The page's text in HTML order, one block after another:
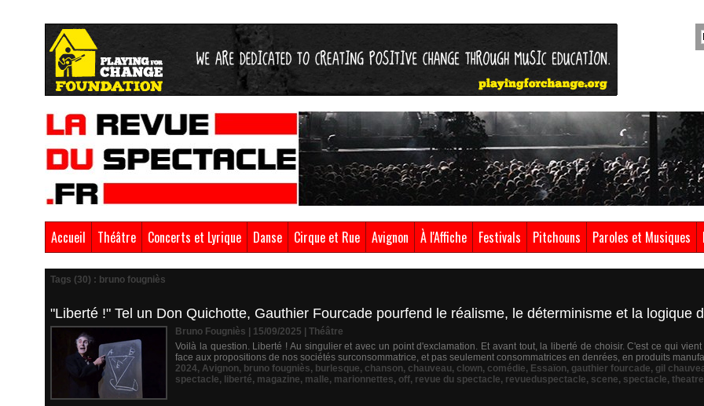
Accueil Théâtre Concerts et Lyrique Danse Cirque et Rue Avignon À l'Affiche Festivals Pitchouns Paroles et Musiques
Tags (30) : bruno fougniès
"Liberté !" Tel un Don Quichotte, Gauthier Fourcade pourfend le réalisme, le déterminisme et la logique
Bruno Fougniès | 15/09/2025
Théâtre
Voilà la question. Liberté ! Au singulier et avec un point d'exclamation. Et avant tout, la liberté de choisir. C'est ce qui
face aux propositions de nos sociétés surconsommatrice, et pas seulement consommatrices en denrées, en produits
2024, Avignon, bruno fougniès, burlesque, chanson, chauveau, clown, comédie, Essaïon, gauthier fourcade, gil
spectacle, liberté, magazine, malle, marionnettes, off, revue du spectacle, revueduspectacle, scene, spectacle, theatre